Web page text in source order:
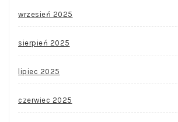
wrzesień 2025
sierpień 2025
lipiec 2025
czerwiec 2025